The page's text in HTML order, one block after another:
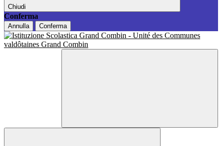
Chiudi
Conferma
Annulla Conferma